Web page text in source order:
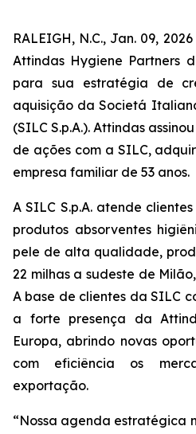
RALEIGH, N.C., Jan. 09,
Attindas Hygiene Partners
para sua estratégia de
aquisição da Societá
(SILC S.p.A.). Attindas
de ações com a SILC,
empresa familiar de 53 anos.
A SILC S.p.A. atende
produtos absorventes
pele de alta qualidade,
22 milhas a sudeste de
A base de clientes da SILC
a forte presença da
Europa, abrindo novas
com eficiência os
exportação.
“Nossa agenda estratégica